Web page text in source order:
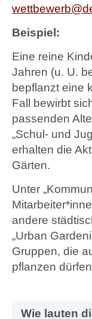
Beispiel:
Eine reine
Jahren (u. U.
bepflanzt eine
Fall
bewirbt
passenden
„Schul- und
erhalten die
Gärten.
Unter
Mitarbeiter
andere
„Urban G
Gruppen, die
pflanzen
Wie lauten